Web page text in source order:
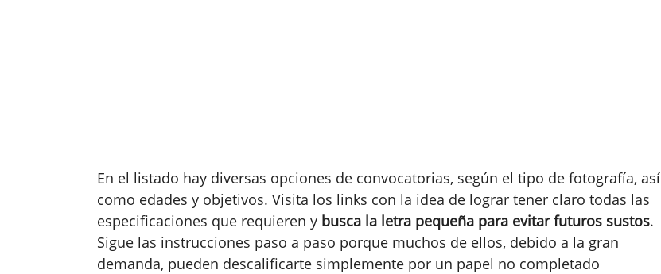
En el listado hay diversas opciones de convocatorias, según el tipo de fotografía, así
como edades y objetivos. Visita los links con la idea de lograr tener claro todas las
especificaciones que requieren y busca la letra pequeña para evitar futuros sustos.
Sigue las instrucciones paso a paso porque muchos de ellos, debido a la gran
demanda, pueden descalificarte simplemente por un papel no completado